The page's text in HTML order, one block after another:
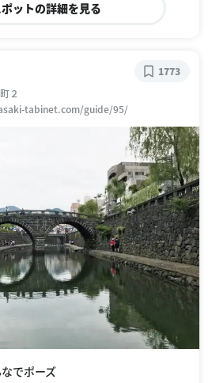
ットの詳細を見る
２
tabinet.com/guide/95/
1773
でポーズ